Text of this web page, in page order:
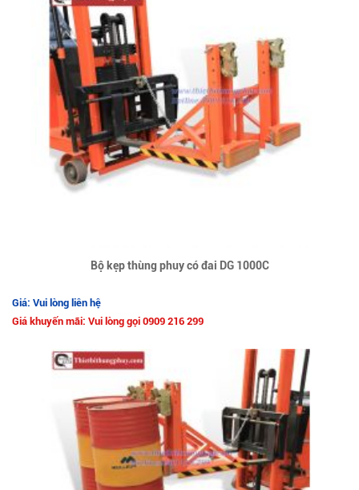
Bộ kẹp thùng phuy có đai DG 1000C
Giá: Vui lòng liên hệ
Giá khuyến mãi: Vui lòng gọi 0909 216 299